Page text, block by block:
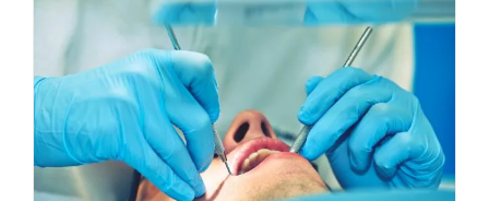
DIENTES FIJOS EN UN DÍA
ESPECIALIDADES